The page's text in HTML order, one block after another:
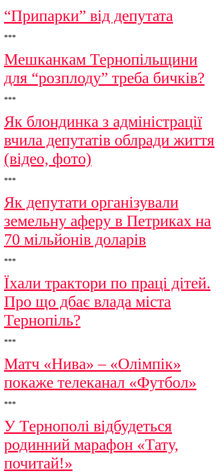
“Припарки” від депутата
***
Мешканкам Тернопільщини
для “розплоду” треба бичків?
***
Як блондинка з адміністрації
вчила депутатів облради життя
(відео, фото)
***
Як депутати організували
земельну аферу в Петриках на
70 мільйонів доларів
***
Їхали трактори по праці дітей.
Про що дбає влада міста
Тернопіль?
***
Матч «Нива» – «Олімпік»
покаже телеканал «Футбол»
***
У Тернополі відбудеться
родинний марафон «Тату,
почитай!»